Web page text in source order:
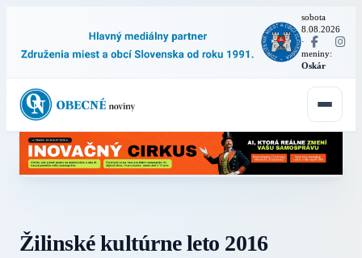
sobota
8.08.2026
·
meniny:
Oskár
Žilinské kultúrne leto 2016